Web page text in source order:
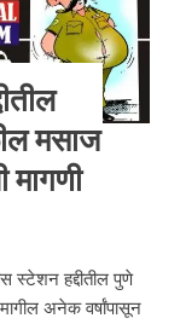
मसाज
मागणी
स्टेशन हद्दीतील पुणे
अनेक वर्षांपासून